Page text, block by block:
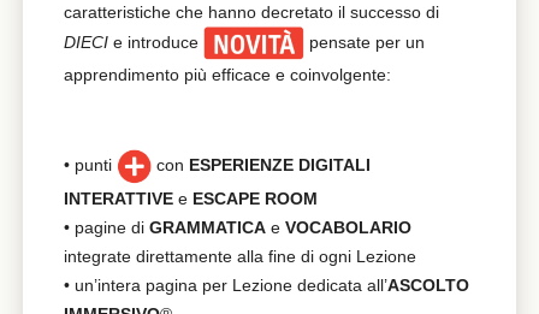
caratteristiche che hanno decretato il successo di
DIECIe introduce
pensate per un
apprendimento più efficace e coinvolgente:
• punti con ESPERIENZE DIGITALI
INTERATTIVEe ESCAPE ROOM
• pagine di GRAMMATICAe VOCABOLARIO
integrate direttamente alla fine di ogni Lezione
• un’intera pagina per Lezione dedicata all’ASCOLTO